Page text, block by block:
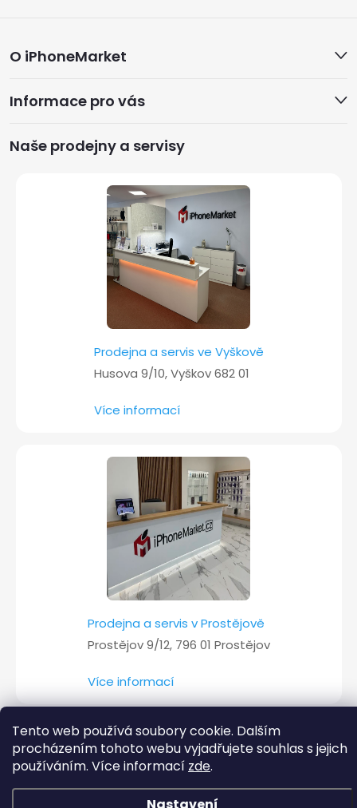
Tento web používá soubory cookie. Dalším
procházením tohoto webu vyjadřujete souhlas s jejich
používáním. Více informací zde.
á
p
a
O iPhoneMarket
Informace pro vás
Naše prodejny a servisy
Prodejna a servis ve Vyškově
Husova 9/10, Vyškov 682 01
Více informací
Prodejna a servis v Prostějově
Prostějov 9/12, 796 01 Prostějov
Více informací
Copyright 2026iPhoneMarket.cz. Všechna práva vyhrazena.